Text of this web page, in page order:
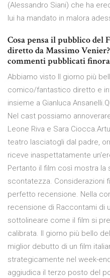
(Alessandro Siani) che ha
lui ha mandato in malora
Cosa pensa il pubblico del
diretto da Massimo
commenti pubblicati
Abbiamo visto Il giorno più
comico/fantastico diretto e
insieme a Gianluca
Nel cast possiamo
Leone Riva e Sara
teatro lasciatogli dal padre,
riceve inaspettatamente
Pertanto il film così mostra la
scontatezza. Considerazioni
perfetto recensione. Nella
recensione di Raccontami di
sottolineare come il film si
calibrata. Il giorno più bello
miglior debutto di un film
strategicamente nel week-
aggiudica il terzo posto del